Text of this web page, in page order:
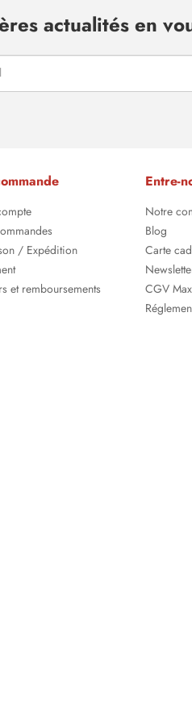
actualités en
/ Expédition
et remboursements
Entre-
Notre
Blog
Carte
CGV